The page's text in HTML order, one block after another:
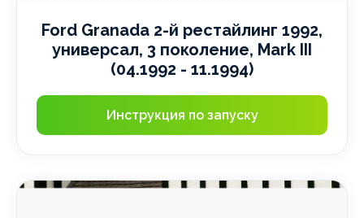
Ford Granada 2-й рестайлинг 1992,
универсал, 3 поколение, Mark III
(04.1992 - 11.1994)
Инструкция по запуску